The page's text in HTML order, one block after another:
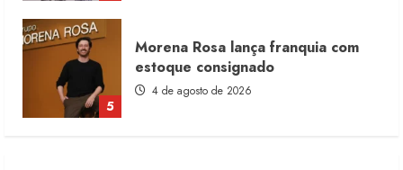
5
Morena Rosa lança franquia com
estoque consignado
4 de agosto de 2026